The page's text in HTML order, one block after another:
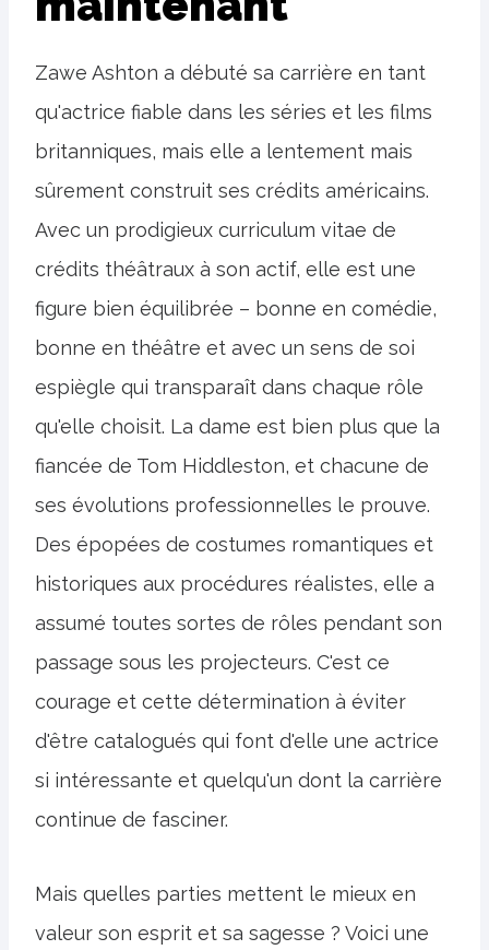
Zawe Ashton a débuté sa carrière en tant
qu'actrice fiable dans les séries et les films
britanniques, mais elle a lentement mais
sûrement construit ses crédits américains.
Avec un prodigieux curriculum vitae de
crédits théâtraux à son actif, elle est une
figure bien équilibrée – bonne en comédie,
bonne en théâtre et avec un sens de soi
espiègle qui transparaît dans chaque rôle
qu'elle choisit. La dame est bien plus que la
fiancée de Tom Hiddleston, et chacune de
ses évolutions professionnelles le prouve.
Des épopées de costumes romantiques et
historiques aux procédures réalistes, elle a
assumé toutes sortes de rôles pendant son
passage sous les projecteurs. C'est ce
courage et cette détermination à éviter
d'être catalogués qui font d'elle une actrice
si intéressante et quelqu'un dont la carrière
continue de fasciner.
Mais quelles parties mettent le mieux en
valeur son esprit et sa sagesse ? Voici une